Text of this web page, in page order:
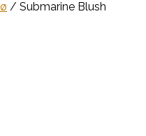
/ Submarine Blush